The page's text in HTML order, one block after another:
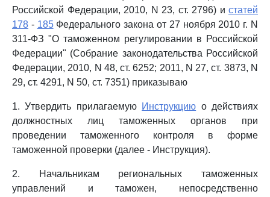
Российской Федерации, 2010, N 23, ст. 2796) и статей
178 - 185Федерального закона от 27 ноября 2010 г. N
311-ФЗ "О таможенном регулировании в Российской
Федерации" (Собрание законодательства Российской
Федерации, 2010, N 48, ст. 6252; 2011, N 27, ст. 3873, N
29, ст. 4291, N 50, ст. 7351) приказываю
1. Утвердить прилагаемую Инструкцию о действиях
должностных лиц таможенных органов при
проведении таможенного контроля в форме
таможенной проверки (далее - Инструкция).
2. Начальникам региональных таможенных
управлений и таможен, непосредственно